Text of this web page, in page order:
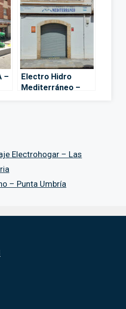
–
Electro Hidro
Mediterráneo –
Electrohogar – Las
– Punta Umbría